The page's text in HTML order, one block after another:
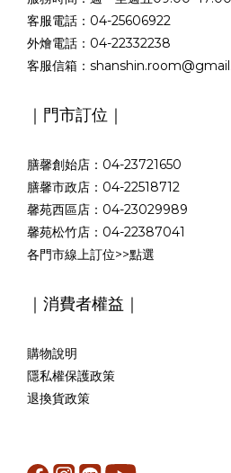
客服電話：04-25606922
外燴電話：04-22332238
客服信箱：
｜門市訂位｜
膳馨創始店：04-23721650
膳馨市政店：04-22518712
馨苑西區店：04-23029989
馨苑松竹店：04-22387041
各門市線上訂位>>點選
｜消費者權益｜
購物說明
隱私權保護政策
退換貨政策